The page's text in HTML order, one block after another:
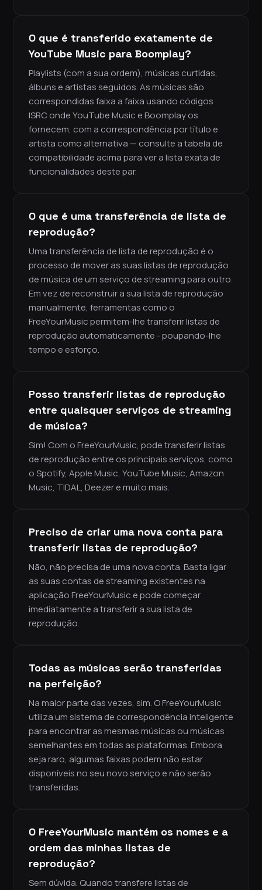
O que é transferido exatamente de
YouTube Music para Boomplay?
Playlists (com a sua ordem), músicas curtidas,
álbuns e artistas seguidos. As músicas são
correspondidas faixa a faixa usando códigos
ISRC onde YouTube Music e Boomplay os
fornecem, com a correspondência por título e
artista como alternativa — consulte a tabela de
compatibilidade acima para ver a lista exata de
funcionalidades deste par.
O que é uma transferência de lista de
reprodução?
Uma transferência de lista de reprodução é o
processo de mover as suas listas de reprodução
de música de um serviço de streaming para outro.
Em vez de reconstruir a sua lista de reprodução
manualmente, ferramentas como o
FreeYourMusic permitem-lhe transferir listas de
reprodução automaticamente - poupando-lhe
tempo e esforço.
Posso transferir listas de reprodução
entre quaisquer serviços de streaming
de música?
Sim! Com o FreeYourMusic, pode transferir listas
de reprodução entre os principais serviços, como
o Spotify, Apple Music, YouTube Music, Amazon
Music, TIDAL, Deezer e muito mais.
Preciso de criar uma nova conta para
transferir listas de reprodução?
Não, não precisa de uma nova conta. Basta ligar
as suas contas de streaming existentes na
aplicação FreeYourMusic e pode começar
imediatamente a transferir a sua lista de
reprodução.
Todas as músicas serão transferidas
na perfeição?
Na maior parte das vezes, sim. O FreeYourMusic
utiliza um sistema de correspondência inteligente
para encontrar as mesmas músicas ou músicas
semelhantes em todas as plataformas. Embora
seja raro, algumas faixas podem não estar
disponíveis no seu novo serviço e não serão
transferidas.
O FreeYourMusic mantém os nomes e a
ordem das minhas listas de
reprodução?
Sem dúvida. Quando transfere listas de